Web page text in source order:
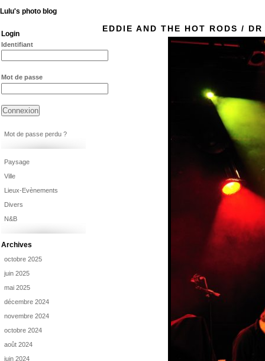
Lulu's photo blog
EDDIE AND THE HOT RODS /
Login
Identifiant
Mot de passe
Mot de passe perdu ?
Paysage
Ville
Lieux-Evènements
Divers
N&B
Archives
octobre 2025
juin 2025
mai 2025
décembre 2024
novembre 2024
octobre 2024
août 2024
juin 2024